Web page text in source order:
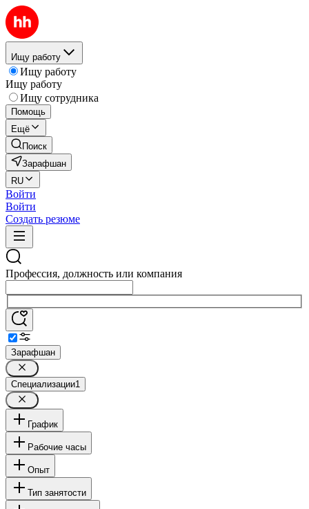
Ищу работу
Ищу работу
Ищу работу
Ищу сотрудника
Помощь
Ещё
Поиск
Зарафшан
RU
Войти
Войти
Создать резюме
Профессия, должность или компания
Зарафшан
Специализации1
График
Рабочие часы
Опыт
Тип занятости